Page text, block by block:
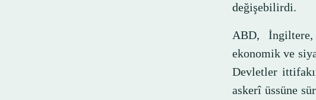
değişebilirdi.
ABD,
ekonomik ve
Devletler
askerî üssüne